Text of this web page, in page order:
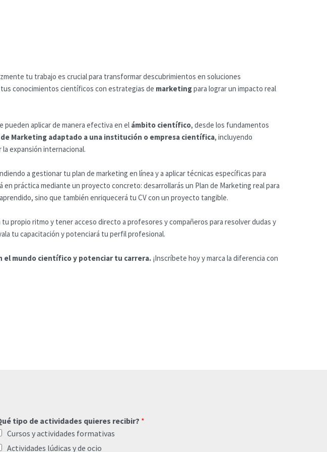
tu trabajo es crucial para transformar descubrimientos en soluciones
conocimientos científicos con estrategias de marketingpara lograr un impacto real
pueden aplicar de manera efectiva en el ámbito científico, desde los fundamentos
de Marketing adaptado a una institución o empresa científica, incluyendo
la expansión internacional.
a gestionar tu plan de marketing en línea y a aplicar técnicas específicas para
práctica mediante un proyecto concreto: desarrollarás un Plan de Marketing real para
sino que también enriquecerá tu CV con un proyecto tangible.
propio ritmo y tener acceso directo a profesores y compañeros para resolver dudas y
tu capacitación y potenciará tu perfil profesional.
el mundo científico y potenciar tu carrera.¡Inscríbete hoy y marca la diferencia con
tipo de actividades quieres recibir? *
Cursos y actividades formativas
Actividades lúdicas y de ocio